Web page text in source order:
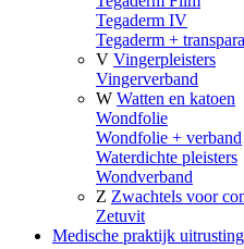
Tegaderm IV
Tegaderm +
V Vingerpleisters
Vingerverband
W Watten en katoen
Wondfolie
Wondfolie + verband
Waterdichte pleisters
Wondverband
Z Zwachtels voor
Zetuvit
Medische praktijk uitrusting